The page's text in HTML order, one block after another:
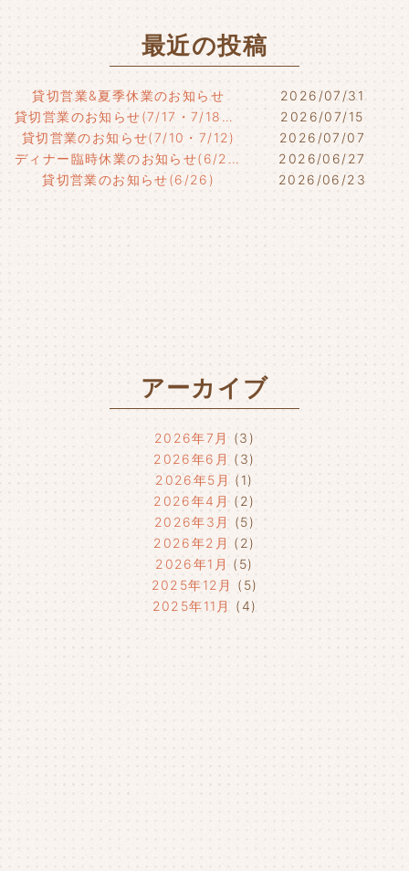
最近の投稿
貸切営業&夏季休業のお知らせ
2026/07/31
貸切営業のお知らせ(7/17・7/18・7/21)
2026/07/15
貸切営業のお知らせ(7/10・7/12)
2026/07/07
ディナー臨時休業のお知らせ(6/29)
2026/06/27
貸切営業のお知らせ(6/26)
2026/06/23
アーカイブ
2026年7月
(3)
2026年6月 (3)
2026年5月 (1)
2026年4月 (2)
2026年3月
(5)
2026年2月 (2)
2026年1月 (5)
2025年12月
(5)
2025年11月
(4)
2025年9月
2025年4月
(3)